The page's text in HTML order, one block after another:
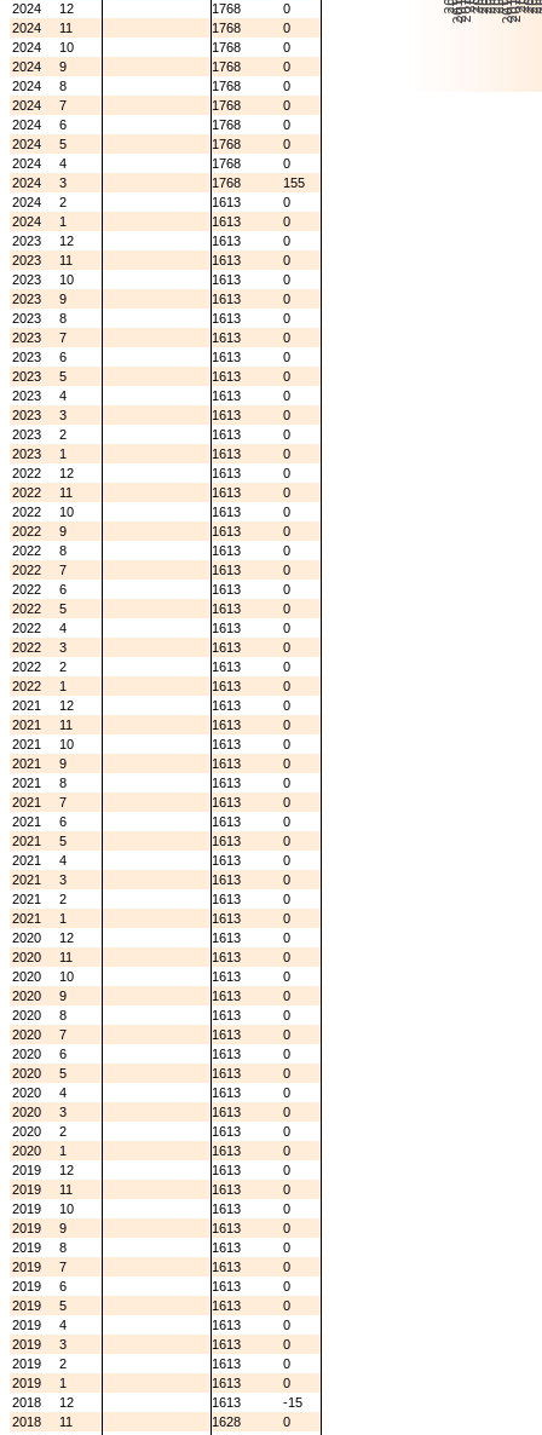
2024
12 1768
0
2024
11 1768
0
2024
10 1768
0
2024
9 1768
0
2024
8 1768
0
2024
7 1768
0
2024
6 1768
0
2024
5 1768
0
2024
4 1768
0
2024
3 1768
155
2024
2 1613
0
2024
1 1613
0
2023
12 1613
0
2023
11 1613
0
2023
10 1613
0
2023
9 1613
0
2023
8 1613
0
2023
7 1613
0
2023
6 1613
0
2023
5 1613
0
2023
4 1613
0
2023
3 1613
0
2023
2 1613
0
2023
1 1613
0
2022
12 1613
0
2022
11 1613
0
2022
10 1613
0
2022
9 1613
0
2022
8 1613
0
2022
7 1613
0
2022
6 1613
0
2022
5 1613
0
2022
4 1613
0
2022
3 1613
0
2022
2 1613
0
2022
1 1613
0
2021
12 1613
0
2021
11 1613
0
2021
10 1613
0
2021
9 1613
0
2021
8 1613
0
2021
7 1613
0
2021
6 1613
0
2021
5 1613
0
2021
4 1613
0
2021
3 1613
0
2021
2 1613
0
2021
1 1613
0
2020
12 1613
0
2020
11 1613
0
2020
10 1613
0
2020
9 1613
0
2020
8 1613
0
2020
7 1613
0
2020
6 1613
0
2020
5 1613
0
2020
4 1613
0
2020
3 1613
0
2020
2 1613
0
2020
1 1613
0
2019
12 1613
0
2019
11 1613
0
2019
10 1613
0
2019
9 1613
0
2019
8 1613
0
2019
7 1613
0
2019
6 1613
0
2019
5 1613
0
2019
4 1613
0
2019
3 1613
0
2019
2 1613
0
2019
1 1613
0
2018
12 1613
-15
2018
11 1628
0